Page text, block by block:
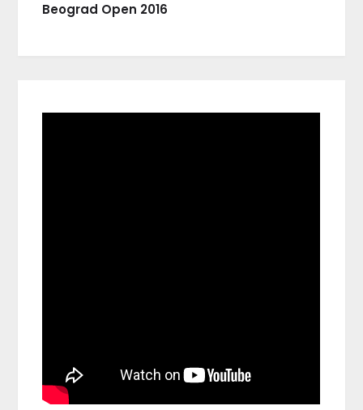
Beograd Open 2016